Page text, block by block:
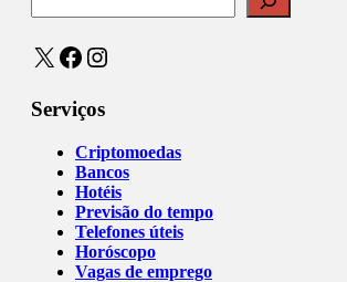
X Facebook
Instagram
Serviços
Criptomoedas
Bancos
Hotéis
Previsão do tempo
Telefones úteis
Horóscopo
Vagas de emprego